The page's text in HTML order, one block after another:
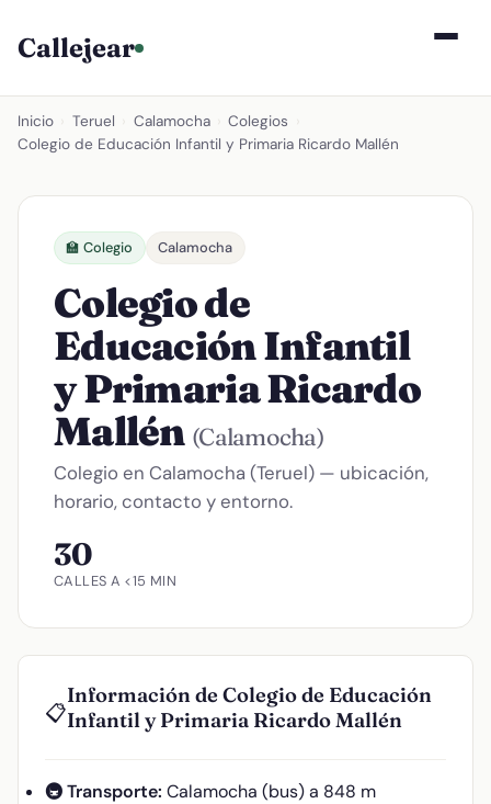
Callejear
Inicio Teruel Calamocha Colegios
Colegio de Educación Infantil y Primaria Ricardo Mallén
🏫 Colegio Calamocha
Colegio de
Educación Infantil
y Primaria Ricardo
Mallén (Calamocha)
Colegio en Calamocha (Teruel) — ubicación,
horario, contacto y entorno.
30
CALLES A <15 MIN
📋
Información de Colegio de Educación
Infantil y Primaria Ricardo Mallén
🚇 Transporte: Calamocha (bus) a 848 m